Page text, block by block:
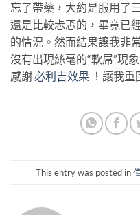
忘了帶藥，大約是服用了
還是比較忐忑的，畢竟已
的情況。然而結果讓我非
沒有出現絲毫的“軟屌”現
感謝必利吉效果 ！讓我重
This entry was posted in